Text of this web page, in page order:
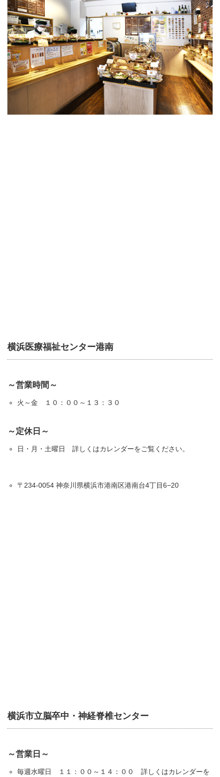
横浜医療福祉センター港南
～営業時間～
火～金 １０：００～１３：３０
～定休日～
日・月・土曜日 詳しくはカレンダーをご覧ください。
〒234-0054 神奈川県横浜市港南区港南台4丁目6−20
横浜市立脳卒中・神経脊椎センター
～営業日～
毎週水曜日 １１：００～１４：００ 詳しくはカレンダーを